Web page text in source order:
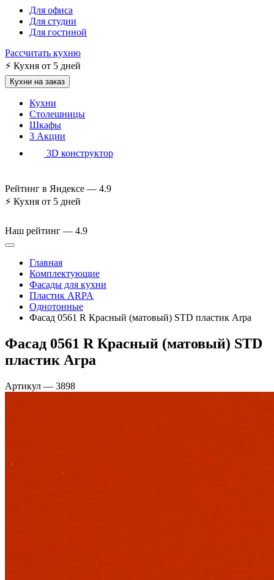
Для офиса
Для студии
Для гостиной
Рассчитать кухню
⚡ Кухня от 5 дней
Кухни на заказ
Кухни
Столешницы
Шкафы
3 Акции
3D конструктор
Рейтинг в Яндексе — 4.9
⚡ Кухня от 5 дней
Наш рейтинг — 4.9
Главная
Комплектующие
Фасады для кухни
Пластик ARPA
Однотонные
Фасад 0561 R Красный (матовый) STD пластик Arpa
Фасад 0561 R Красный (матовый) STD
пластик Arpa
Артикул — 3898